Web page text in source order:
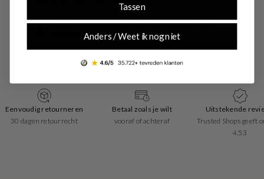
Eenvoudig retourneren
30 dagen retourrecht
Betaal zoals je wilt
vooraf of achteraf
Uitstekende
Trusted Shops geeft
4.53
Tassen
Anders / Weet ik nog niet